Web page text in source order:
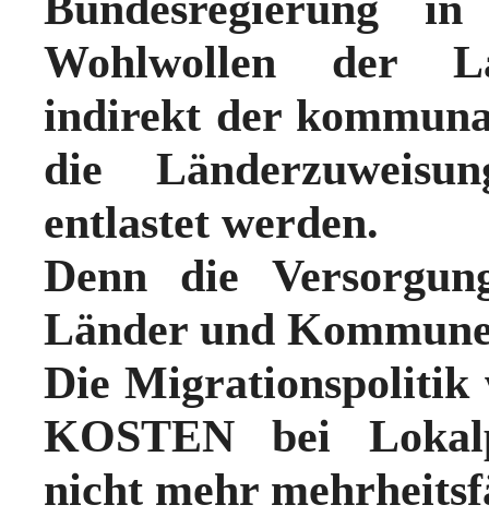
Wohlwollen der
indirekt der
die
entlastet werden.
Denn die
Länder und
Die Migrationspolitik
KOSTEN bei
nicht mehr